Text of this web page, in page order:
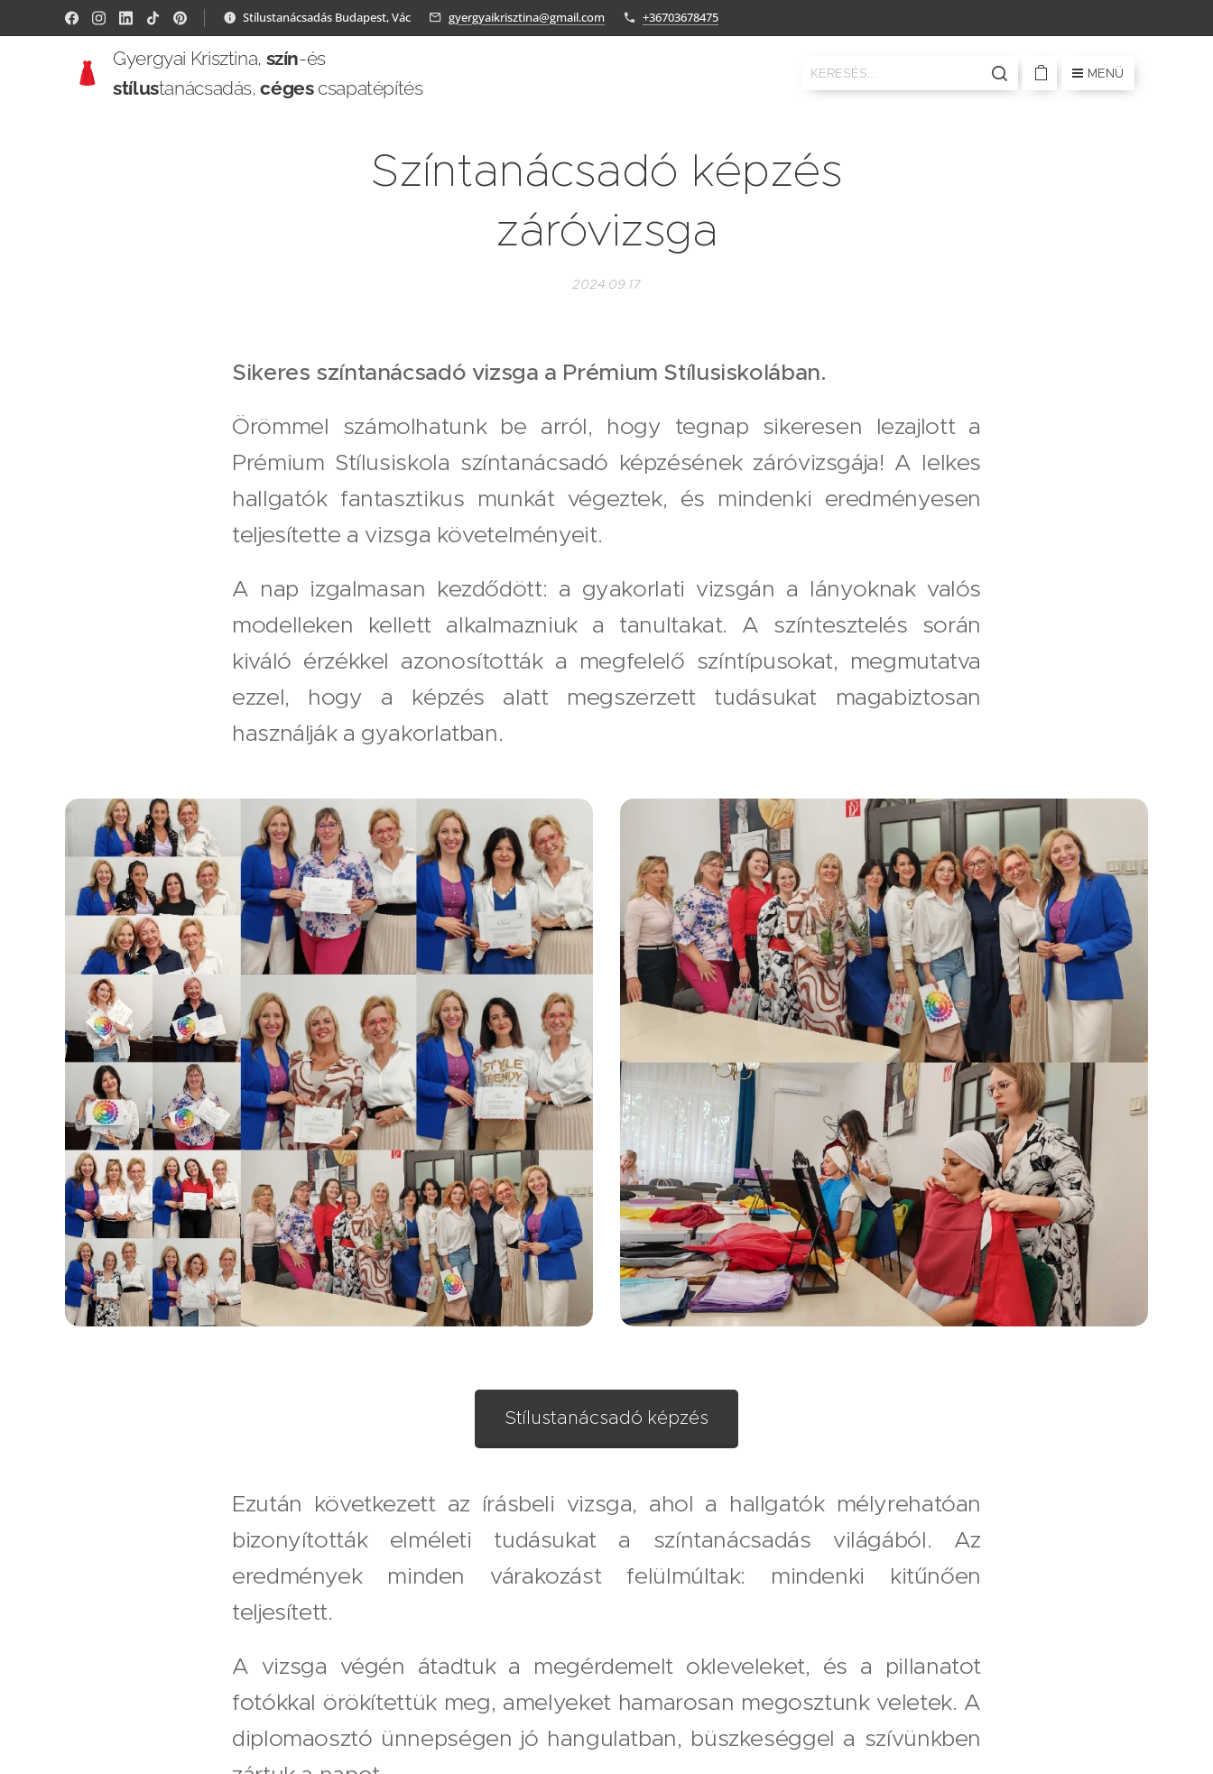
Stílustanácsadás Budapest, Vác gyergyaikrisztina@gmail.com +36703678475
Gyergyai Krisztina, szín-és
stílustanácsadás,cégescsapatépítés
MENÜ
Színtanácsadó képzés
záróvizsga
2024.09.17
Sikeres színtanácsadó vizsga a Prémium Stílusiskolában.
Örömmel számolhatunk be arról, hogy tegnap sikeresen lezajlott a
Prémium Stílusiskola színtanácsadó képzésének záróvizsgája! A lelkes
hallgatók fantasztikus munkát végeztek, és mindenki eredményesen
teljesítette a vizsga követelményeit.
A nap izgalmasan kezdődött: a gyakorlati vizsgán a lányoknak valós
modelleken kellett alkalmazniuk a tanultakat. A színtesztelés során
kiváló érzékkel azonosították a megfelelő színtípusokat, megmutatva
ezzel, hogy a képzés alatt megszerzett tudásukat magabiztosan
használják a gyakorlatban.
Stílustanácsadó képzés
Ezután következett az írásbeli vizsga, ahol a hallgatók mélyrehatóan
bizonyították elméleti tudásukat a színtanácsadás világából. Az
eredmények minden várakozást felülmúltak: mindenki kitűnően
teljesített.
A vizsga végén átadtuk a megérdemelt okleveleket, és a pillanatot
fotókkal örökítettük meg, amelyeket hamarosan megosztunk veletek. A
diplomaosztó ünnepségen jó hangulatban, büszkeséggel a szívünkben